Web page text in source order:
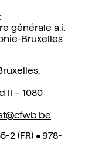
générale a.i.
Bruxelles
II – 1080
2 (FR) •978-